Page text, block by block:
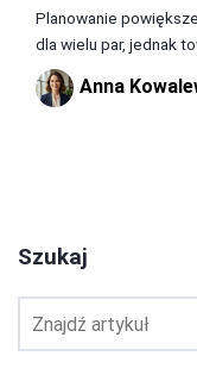
Planowanie
dla wielu par, jednak
Anna
Szukaj